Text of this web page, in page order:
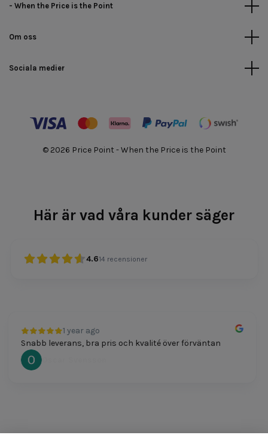
- When the Price is the Point
Om oss
Sociala medier
© 2026 Price Point - When the Price is the Point
Här är vad våra kunder säger
4.614 recensioner
1 year ago
Snabb leverans, bra pris och kvalité över förväntan
Oscar Svensson